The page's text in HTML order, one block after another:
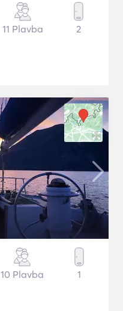
11 Plavba 2
10 Plavba 1